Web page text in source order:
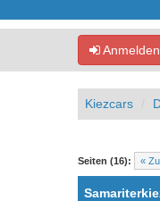
Anmelden
Kiezcars
Seiten (16): «
1
1
2
3
4
5